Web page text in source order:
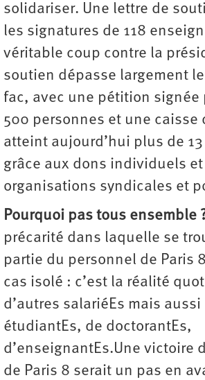
solidariser. Une lettre de
les signatures de 118
véritable coup contre la
soutien dépasse largement
fac, avec une pétition signée
500 personnes et une caisse
atteint aujourd’hui plus de
grâce aux dons individuels et
organisations syndicales et
Pourquoi pas tous ensemble
précarité dans laquelle se
partie du personnel de Paris
cas isolé : c’est la réalité
d’autres salariéEs mais aussi
étudiantEs, de doctorantEs,
d’enseignantEs.Une victoire
de Paris 8 serait un pas en